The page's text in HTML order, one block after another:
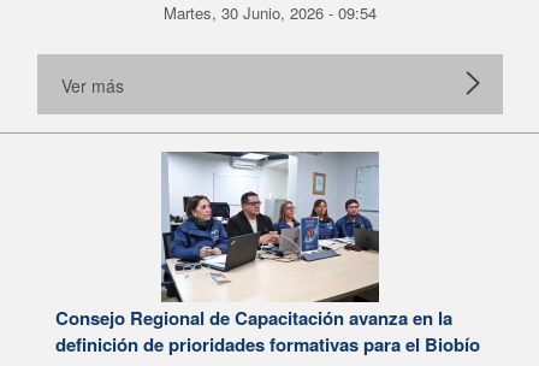
Martes, 30 Junio, 2026 - 09:54
Ver más
Consejo Regional de Capacitación avanza en la
definición de prioridades formativas para el Biobío